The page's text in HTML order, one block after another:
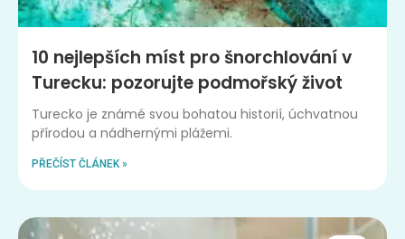
10 nejlepších míst pro šnorchlování v
Turecku: pozorujte podmořský život
Turecko je známé svou bohatou historií, úchvatnou
přírodou a nádhernými plážemi.
PŘEČÍST ČLÁNEK »